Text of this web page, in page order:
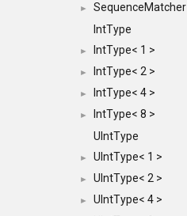
►
SequenceMatcher
IntType
► IntType< 1 >
► IntType< 2 >
► IntType< 4 >
►
IntType< 8 >
UIntType
► UIntType< 1 >
► UIntType< 2 >
► UIntType< 4 >